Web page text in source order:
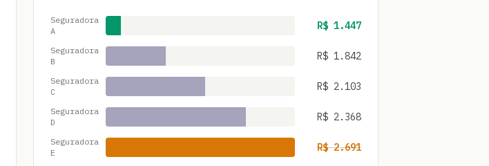
Seguradora
A
R$ 1.447
Seguradora
B
R$ 1.842
Seguradora
C
R$ 2.103
Seguradora
D
R$ 2.368
Seguradora
E
R$2.691